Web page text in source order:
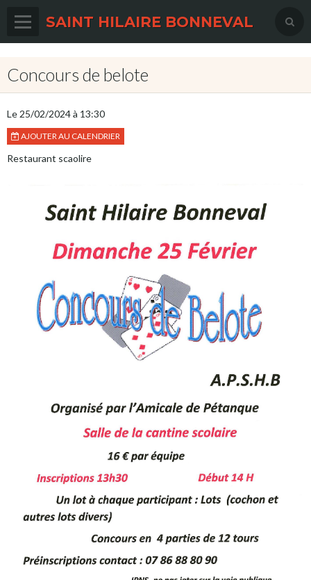
SAINT HILAIRE BONNEVAL
Agenda
Actualités
Album photos
Concours de belote
Le 25/02/2024à 13:30
AJOUTER AU CALENDRIER
Restaurant scaolire